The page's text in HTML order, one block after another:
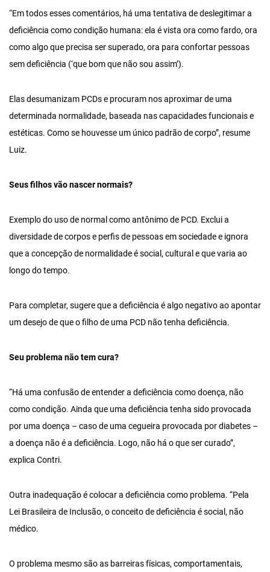
“Em todos esses comentários, há uma tentativa de deslegitimar a
deficiência como condição humana: ela é vista ora como fardo, ora
como algo que precisa ser superado, ora para confortar pessoas
sem deficiência (‘que bom que não sou assim’).
Elas desumanizam PCDs e procuram nos aproximar de uma
determinada normalidade, baseada nas capacidades funcionais e
estéticas. Como se houvesse um único padrão de corpo”, resume
Luiz.
Seus filhos vão nascer normais?
Exemplo do uso de normal como antônimo de PCD. Exclui a
diversidade de corpos e perfis de pessoas em sociedade e ignora
que a concepção de normalidade é social, cultural e que varia ao
longo do tempo.
Para completar, sugere que a deficiência é algo negativo ao apontar
um desejo de que o filho de uma PCD não tenha deficiência.
Seu problema não tem cura?
“Há uma confusão de entender a deficiência como doença, não
como condição. Ainda que uma deficiência tenha sido provocada
por uma doença – caso de uma cegueira provocada por diabetes –
a doença não é a deficiência. Logo, não há o que ser curado”,
explica Contri.
Outra inadequação é colocar a deficiência como problema. “Pela
Lei Brasileira de Inclusão, o conceito de deficiência é social, não
médico.
O problema mesmo são as barreiras físicas, comportamentais,